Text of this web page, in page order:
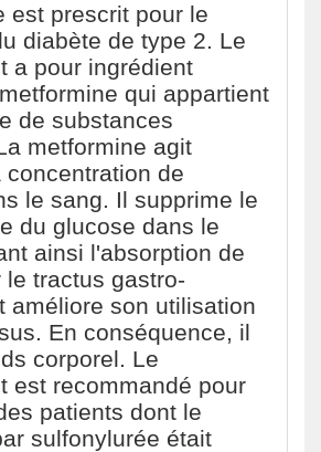
est prescrit pour le
diabète de type 2. Le
a pour ingrédient
qui appartient
de substances
metformine agit
concentration de
le sang. Il supprime le
du glucose dans le
ainsi l'absorption de
tractus gastro-
améliore son utilisation
En conséquence, il
corporel. Le
est recommandé pour
patients dont le
sulfonylurée était